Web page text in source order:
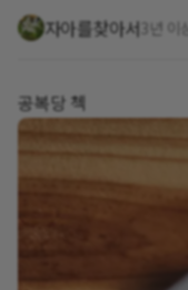
자아를찾아서 3년 이
공복당 첵